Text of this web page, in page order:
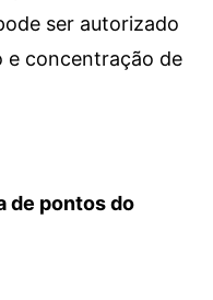
ser autorizado
e concentração de
de pontos do